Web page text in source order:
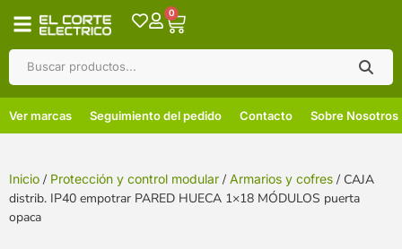
0
Ver marcas Seguimiento del pedido Contacto Sobre Nosotros
Inicio / Protección y control modular / Armarios y cofres / CAJA
distrib. IP40 empotrar PARED HUECA 1×18 MÓDULOS puerta
opaca